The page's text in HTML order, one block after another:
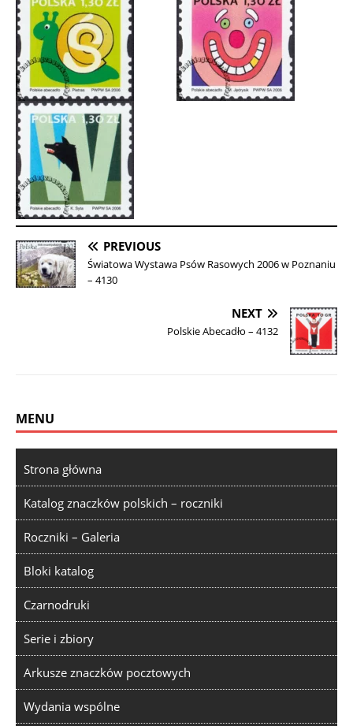
PREVIOUS
Światowa Wystawa Psów Rasowych 2006 w Poznaniu
– 4130
NEXT
Polskie Abecadło – 4132
MENU
Strona główna
Katalog znaczków polskich – roczniki
Roczniki – Galeria
Bloki katalog
Czarnodruki
Serie i zbiory
Arkusze znaczków pocztowych
Wydania wspólne